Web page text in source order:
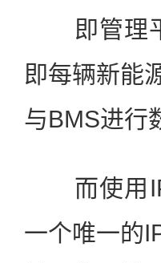
即管理平
即每辆新能
与BMS进行
而使用
一个唯一的